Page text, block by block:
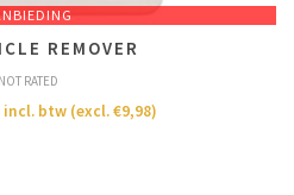
REMOVER
NOT RATED
incl. btw (excl.€9,98)